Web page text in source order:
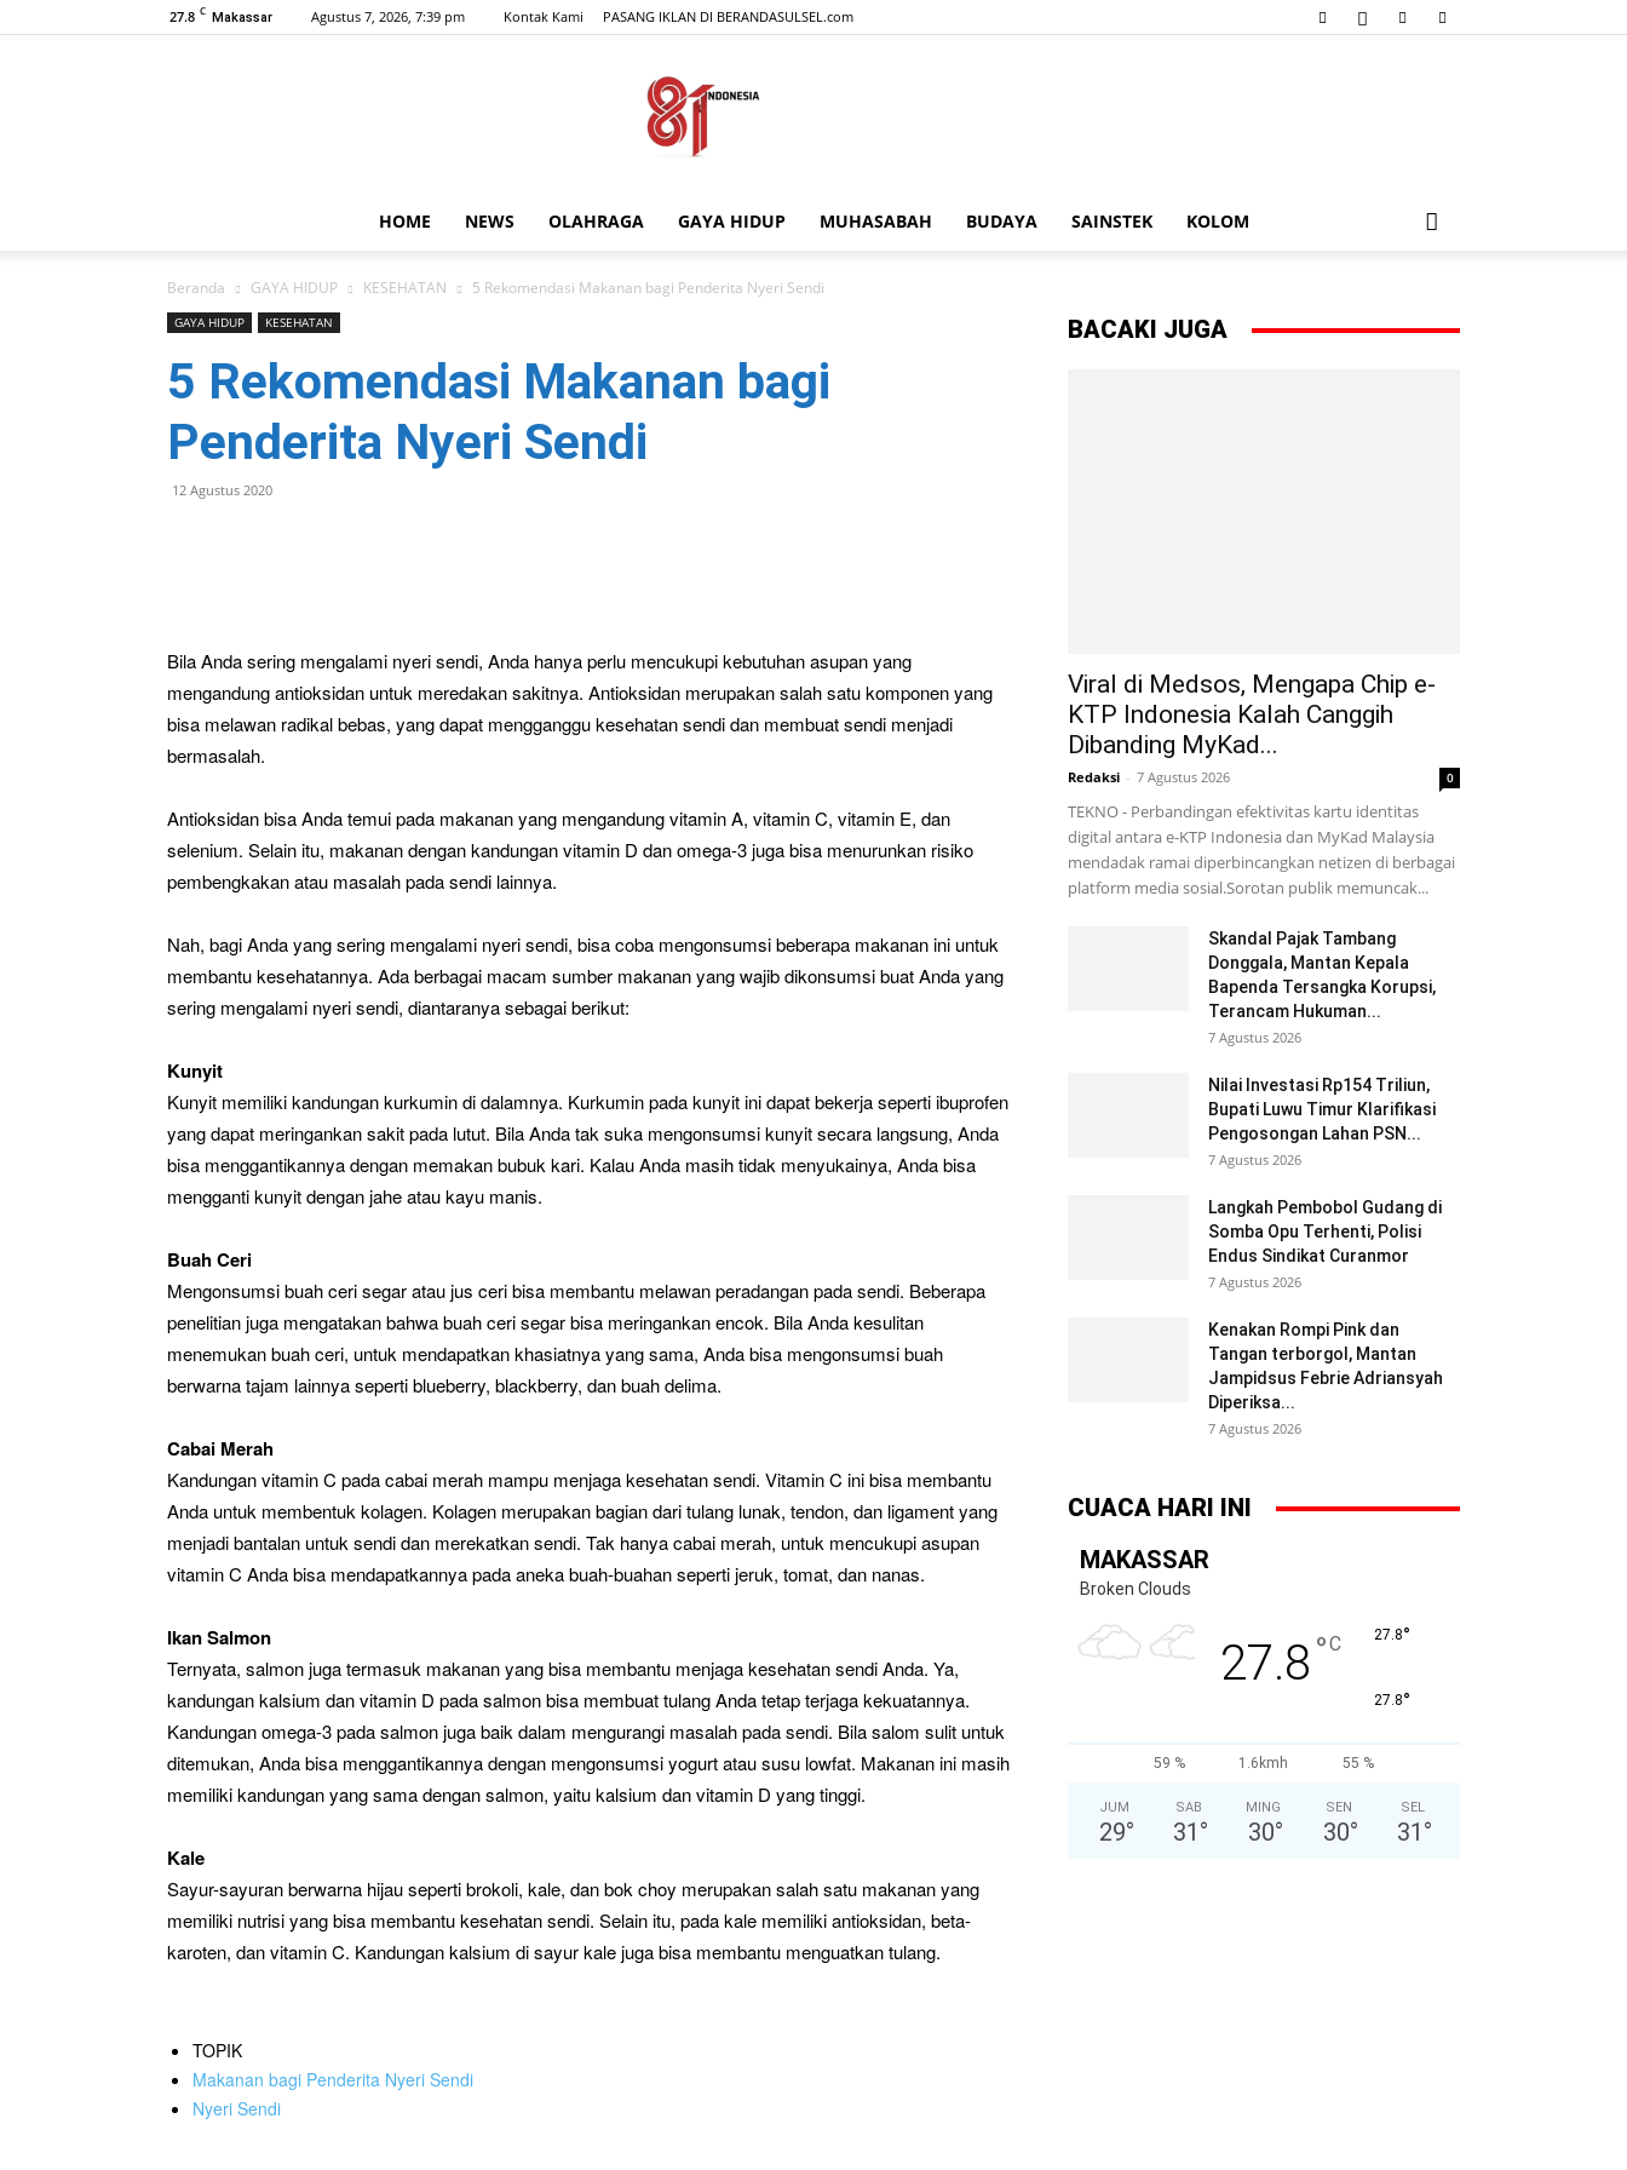
27.8 C Makassar Agustus 7, 2026, 7:39 pm Kontak Kami PASANG IKLAN DI BERANDASULSEL.com
HOME NEWS OLAHRAGA GAYA HIDUP MUHASABAH BUDAYA SAINSTEK KOLOM
Beranda GAYA HIDUP KESEHATAN 5 Rekomendasi Makanan bagi Penderita Nyeri Sendi
GAYA HIDUP KESEHATAN
5 Rekomendasi Makanan bagi
Penderita Nyeri Sendi
12 Agustus 2020
Bila Anda sering mengalami nyeri sendi, Anda hanya perlu mencukupi kebutuhan asupan yang
mengandung antioksidan untuk meredakan sakitnya. Antioksidan merupakan salah satu komponen yang
bisa melawan radikal bebas, yang dapat mengganggu kesehatan sendi dan membuat sendi menjadi
bermasalah.
Antioksidan bisa Anda temui pada makanan yang mengandung vitamin A, vitamin C, vitamin E, dan
selenium. Selain itu, makanan dengan kandungan vitamin D dan omega-3 juga bisa menurunkan risiko
pembengkakan atau masalah pada sendi lainnya.
Nah, bagi Anda yang sering mengalami nyeri sendi, bisa coba mengonsumsi beberapa makanan ini untuk
membantu kesehatannya. Ada berbagai macam sumber makanan yang wajib dikonsumsi buat Anda yang
sering mengalami nyeri sendi, diantaranya sebagai berikut:
Kunyit
Kunyit memiliki kandungan kurkumin di dalamnya. Kurkumin pada kunyit ini dapat bekerja seperti ibuprofen
yang dapat meringankan sakit pada lutut. Bila Anda tak suka mengonsumsi kunyit secara langsung, Anda
bisa menggantikannya dengan memakan bubuk kari. Kalau Anda masih tidak menyukainya, Anda bisa
mengganti kunyit dengan jahe atau kayu manis.
Buah Ceri
Mengonsumsi buah ceri segar atau jus ceri bisa membantu melawan peradangan pada sendi. Beberapa
penelitian juga mengatakan bahwa buah ceri segar bisa meringankan encok. Bila Anda kesulitan
menemukan buah ceri, untuk mendapatkan khasiatnya yang sama, Anda bisa mengonsumsi buah
berwarna tajam lainnya seperti blueberry, blackberry, dan buah delima.
Cabai Merah
Kandungan vitamin C pada cabai merah mampu menjaga kesehatan sendi. Vitamin C ini bisa membantu
Anda untuk membentuk kolagen. Kolagen merupakan bagian dari tulang lunak, tendon, dan ligament yang
menjadi bantalan untuk sendi dan merekatkan sendi. Tak hanya cabai merah, untuk mencukupi asupan
vitamin C Anda bisa mendapatkannya pada aneka buah-buahan seperti jeruk, tomat, dan nanas.
Ikan Salmon
Ternyata, salmon juga termasuk makanan yang bisa membantu menjaga kesehatan sendi Anda. Ya,
kandungan kalsium dan vitamin D pada salmon bisa membuat tulang Anda tetap terjaga kekuatannya.
Kandungan omega-3 pada salmon juga baik dalam mengurangi masalah pada sendi. Bila salom sulit untuk
ditemukan, Anda bisa menggantikannya dengan mengonsumsi yogurt atau susu lowfat. Makanan ini masih
memiliki kandungan yang sama dengan salmon, yaitu kalsium dan vitamin D yang tinggi.
Kale
Sayur-sayuran berwarna hijau seperti brokoli, kale, dan bok choy merupakan salah satu makanan yang
memiliki nutrisi yang bisa membantu kesehatan sendi. Selain itu, pada kale memiliki antioksidan, beta-
karoten, dan vitamin C. Kandungan kalsium di sayur kale juga bisa membantu menguatkan tulang.
TOPIK
Makanan bagi Penderita Nyeri Sendi
Nyeri Sendi
BACAKI JUGA
Viral di Medsos, Mengapa Chip e-
KTP Indonesia Kalah Canggih
Dibanding MyKad...
Redaksi - 7 Agustus 2026 0
TEKNO - Perbandingan efektivitas kartu identitas
digital antara e-KTP Indonesia dan MyKad Malaysia
mendadak ramai diperbincangkan netizen di berbagai
platform media sosial.Sorotan publik memuncak...
Skandal Pajak Tambang
Donggala, Mantan Kepala
Bapenda Tersangka Korupsi,
Terancam Hukuman...
7 Agustus 2026
Nilai Investasi Rp154 Triliun,
Bupati Luwu Timur Klarifikasi
Pengosongan Lahan PSN...
7 Agustus 2026
Langkah Pembobol Gudang di
Somba Opu Terhenti, Polisi
Endus Sindikat Curanmor
7 Agustus 2026
Kenakan Rompi Pink dan
Tangan terborgol, Mantan
Jampidsus Febrie Adriansyah
Diperiksa...
7 Agustus 2026
CUACA HARI INI
MAKASSAR
Broken Clouds
27.8 °C 27.8°
27.8°
59 % 1.6kmh 55 %
JUM
29°
SAB
31 °
MING
30°
SEN
30°
SEL
31 °